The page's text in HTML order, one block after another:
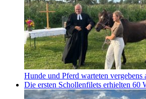
Hunde und Pferd warteten vergebens
Die ersten Schollenfilets erhielten 60